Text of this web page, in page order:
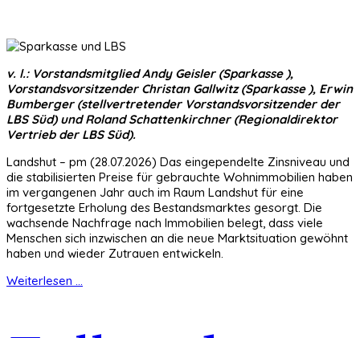
v. l.: Vorstandsmitglied Andy Geisler (Sparkasse ),
Vorstandsvorsitzender Christan Gallwitz (Sparkasse ), Erwin
Bumberger (stellvertretender Vorstandsvorsitzender der
LBS Süd) und Roland Schattenkirchner (Regionaldirektor
Vertrieb der LBS Süd).
Landshut – pm (28.07.2026) Das eingependelte Zinsniveau und
die stabilisierten Preise für gebrauchte Wohnimmobilien haben
im vergangenen Jahr auch im Raum Landshut für eine
fortgesetzte Erholung des Bestandsmarktes gesorgt. Die
wachsende Nachfrage nach Immobilien belegt, dass viele
Menschen sich inzwischen an die neue Marktsituation gewöhnt
haben und wieder Zutrauen entwickeln.
Weiterlesen ...